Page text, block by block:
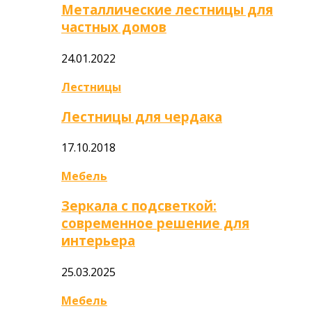
Металлические лестницы для
частных домов
24.01.2022
Лестницы
Лестницы для чердака
17.10.2018
Мебель
Зеркала с подсветкой:
современное решение для
интерьера
25.03.2025
Мебель